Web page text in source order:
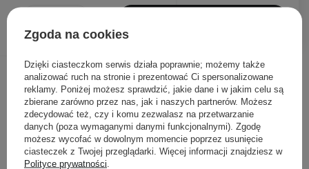
Inni klienci sprawdzali również
Zgoda na cookies
Dzięki ciasteczkom serwis działa poprawnie; możemy także
analizować ruch na stronie i prezentować Ci spersonalizowane
reklamy. Poniżej możesz sprawdzić, jakie dane i w jakim celu są
zbierane zarówno przez nas, jak i naszych partnerów. Możesz
zdecydować też, czy i komu zezwalasz na przetwarzanie
danych (poza wymaganymi danymi funkcjonalnymi). Zgodę
możesz wycofać w dowolnym momencie poprzez usunięcie
ciasteczek z Twojej przeglądarki. Więcej informacji znajdziesz w
Polityce prywatności